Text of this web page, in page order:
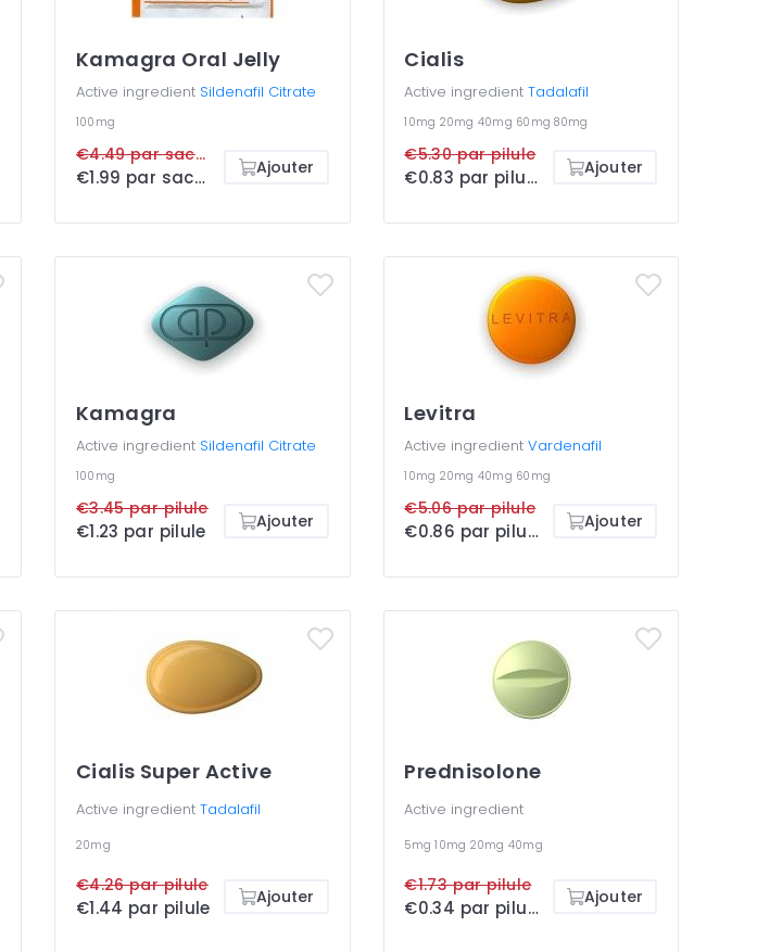
Kamagra Oral Jelly
Active ingredient Sildenafil Citrate
100mg
€4.49 par sachet
€1.99 par sachet Ajouter
Cialis
Active ingredient Tadalafil
10mg 20mg 40mg 60mg80mg
€5.30 par pilule
€0.83 par pilule Ajouter
Kamagra
Active ingredient Sildenafil Citrate
100mg
€3.45 par pilule
€1.23 par pilule Ajouter
Levitra
Active ingredient Vardenafil
10mg 20mg 40mg 60mg
€5.06 par pilule
€0.86 par pilule Ajouter
Cialis Super Active
Active ingredient Tadalafil
20mg
€4.26 par pilule
€1.44 par pilule Ajouter
Prednisolone
Active ingredient
5mg10mg 20mg 40mg
€1.73 par pilule
€0.34 par pilule Ajouter